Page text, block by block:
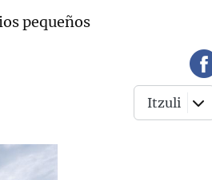
pequeños
Itzuli